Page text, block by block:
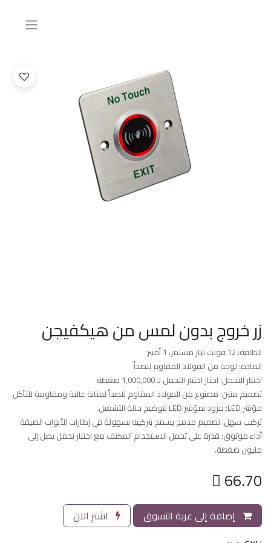
زر خروج بدون لمس من هيكفيجن
الطاقة: 12 فولت تيار مستمر، 1 أمبير
المادة: لوحة من الفولاذ المقاوم للصدأ
اختبار التحمل: اجتاز اختبار التحمل لـ 1,000,000 ضغطة
تصميم متين: مصنوع من الفولاذ المقاوم للصدأ لمتانة عالية ومقاومة للتآكل
مؤشر LED: مزود بمؤشر LED لتوضيح حالة التشغيل.
تركيب سهل: تصميم مدمج يسمح بتركيبه بسهولة في إطارات الأبواب الضيقة.
أداء موثوق: قدرة على تحمل الاستخدام المكثف مع اختبار تحمل يصل إلى
مليون ضغطة.
66.70
إضافة إلى عربة التسوق
اشترِ الآن